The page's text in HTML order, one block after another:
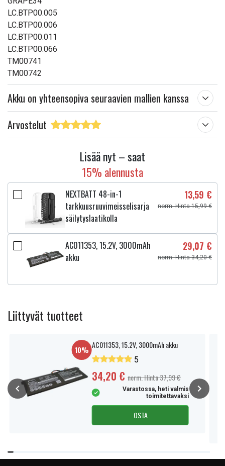
LC.BTP00.005
LC.BTP00.006
LC.BTP00.011
LC.BTP00.066
TM00741
TM00742
Akku on yhteensopiva seuraavien mallien kanssa
Arvostelut
Lisää nyt – saat
15% alennusta
NEXTBATT 48-in-1
tarkkuusruuvimeisselisarja
säilytyslaatikolla
13,59 €
norm. Hinta 15,99 €
AC011353, 15.2V, 3000mAh
akku
29,07 €
norm. Hinta 34,20 €
Liittyvät tuotteet
10% AC011353, 15.2V, 3000mAh akku
5
34,20 € norm. Hinta 37,99 €
Varastossa, heti valmis
toimitettavaksi
OSTA
Item
1